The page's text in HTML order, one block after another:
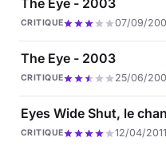
CRITIQUE 07/09/
The Eye - 2003
CRITIQUE 25/06/
Eyes Wide Shut, le
CRITIQUE 12/04/2011